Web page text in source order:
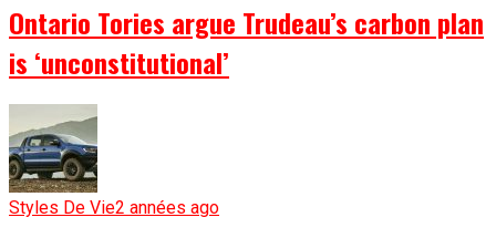
Ontario Tories argue Trudeau’s carbon plan
is ‘unconstitutional’
Styles De Vie2 années ago